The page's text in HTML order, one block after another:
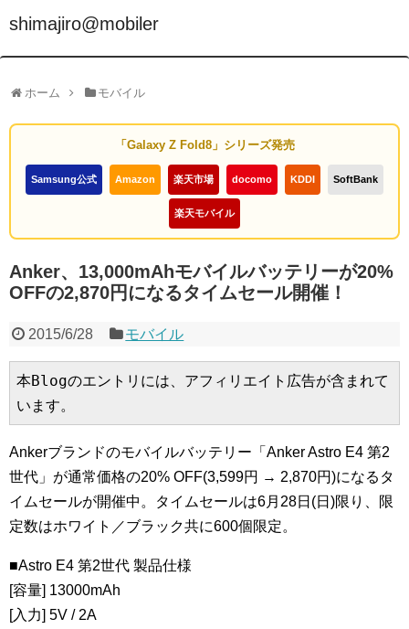
shimajiro@mobiler
ホーム モバイル
「Galaxy Z Fold8」シリーズ発売
Samsung公式 Amazon 楽天市場 docomo KDDI SoftBank
楽天モバイル
Anker、13,000mAhモバイルバッテリーが20%
OFFの2,870円になるタイムセール開催！
2015/6/28 モバイル
本Blogのエントリには、アフィリエイト広告が含まれて
います。
Ankerブランドのモバイルバッテリー「Anker Astro E4 第2
世代」が通常価格の20% OFF(3,599円 → 2,870円)になるタ
イムセールが開催中。タイムセールは6月28日(日)限り、限
定数はホワイト／ブラック共に600個限定。
■Astro E4 第2世代 製品仕様
[容量] 13000mAh
[入力] 5V / 2A